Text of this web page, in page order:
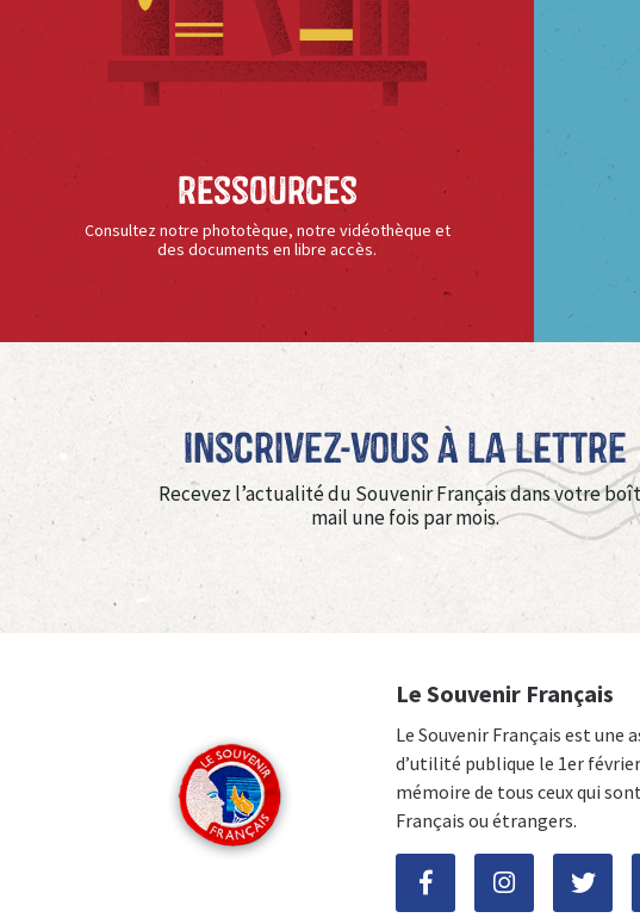
Ressources
Consultez notre phototèque, notre vidéothèque et
des documents en libre accès.
Inscrivez-vous à La Lettre
Recevez l’actualité du Souvenir Français dans votre
mail une fois par mois.
Le Souvenir Français
Le Souvenir Français est une
d’utilité publique le 1er
mémoire de tous ceux qui
Français ou étrangers.